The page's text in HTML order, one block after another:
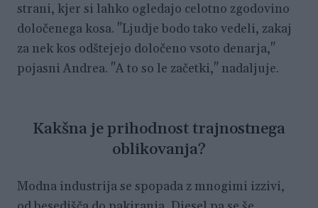
strani, kjer si lahko ogledajo celotno zgodovino
določenega kosa. "Ljudje bodo tako vedeli, zakaj
za nek kos odštejejo določeno vsoto denarja,"
pojasni Andrea. "A to so le začetki," nadaljuje.
Kakšna je prihodnost trajnostnega
oblikovanja?
Modna industrija se spopada z mnogimi izzivi,